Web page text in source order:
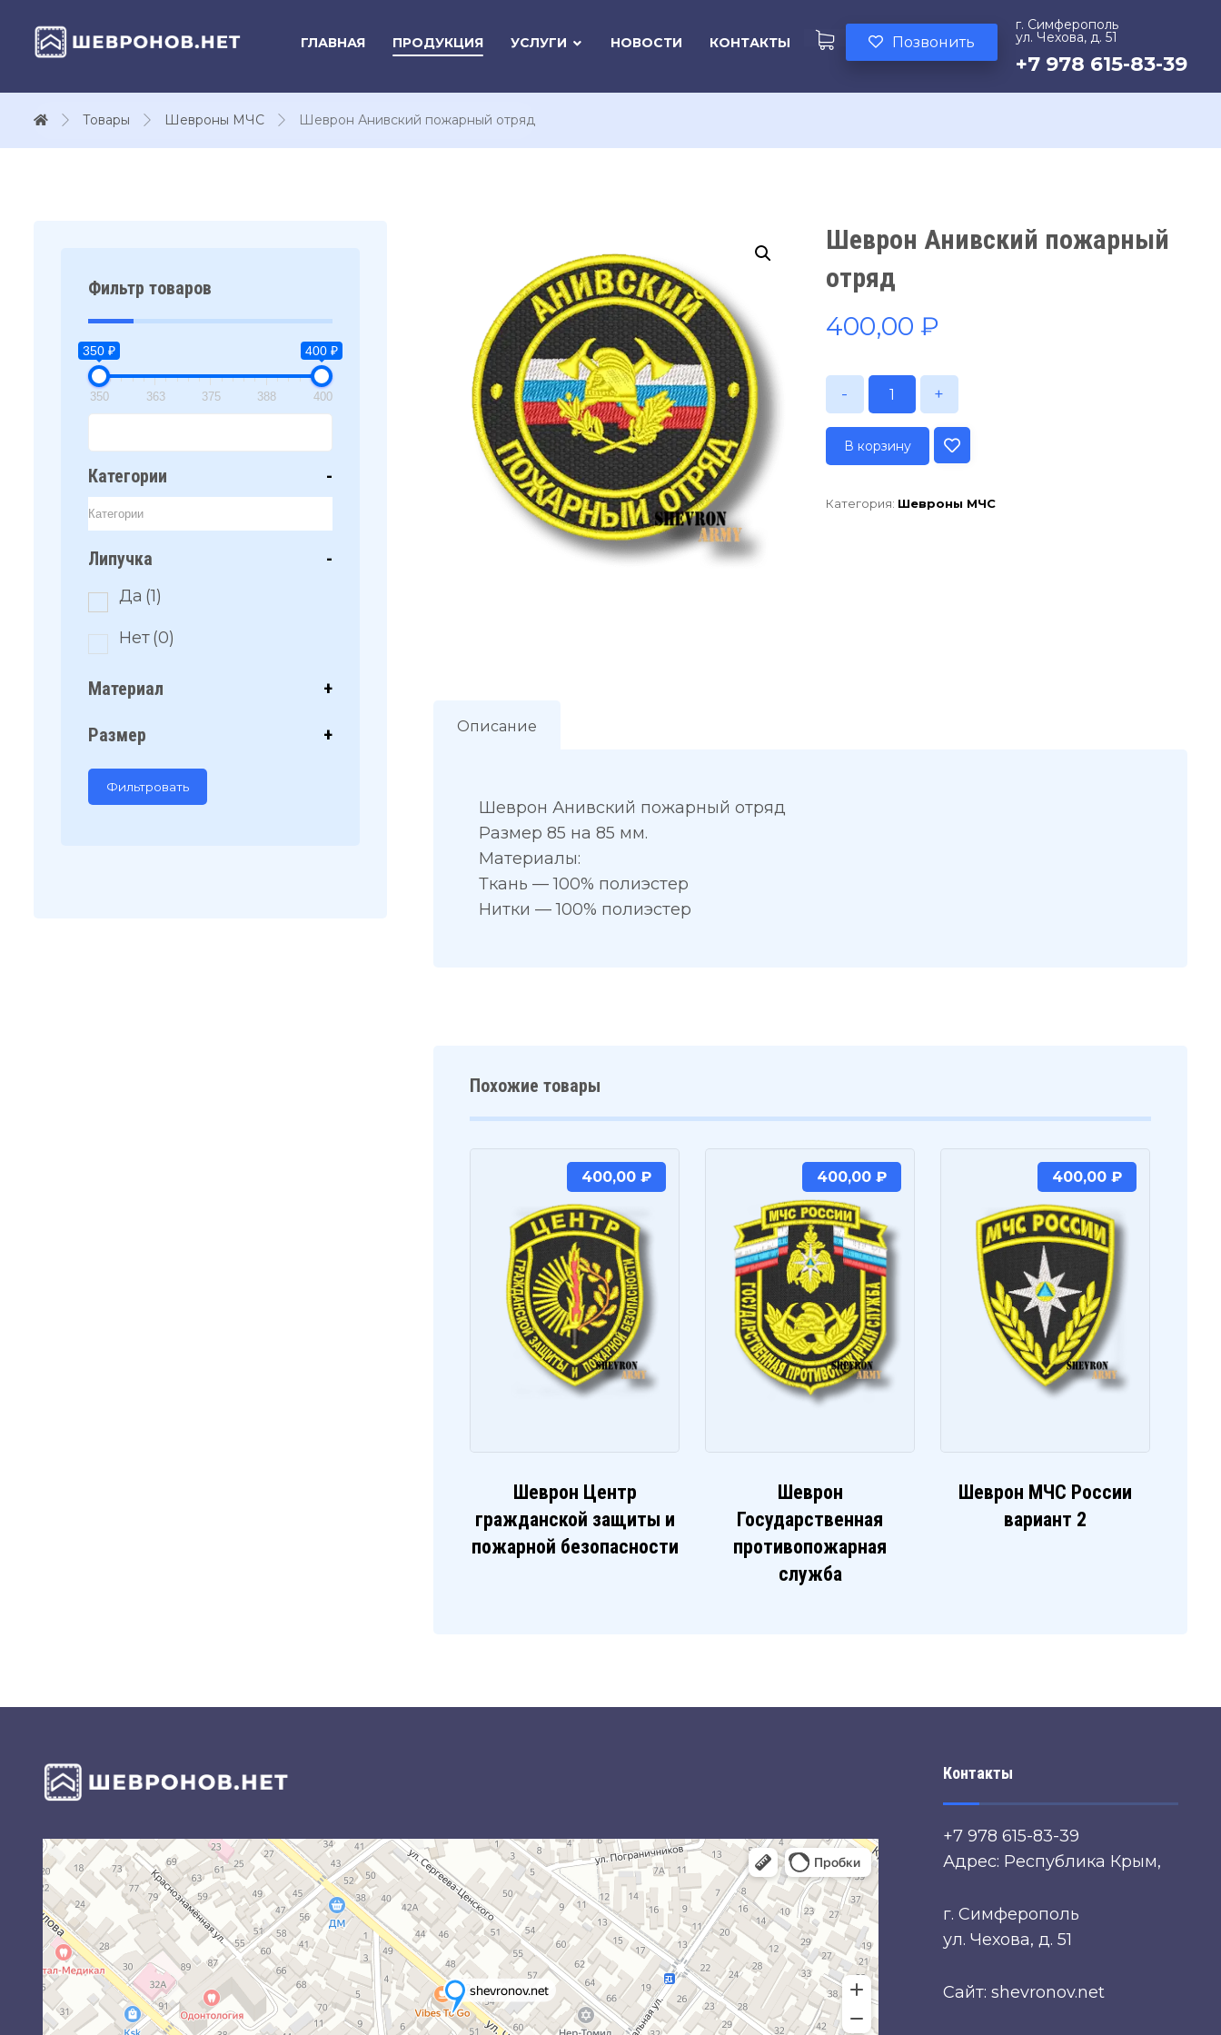
г. Симферополь
ул. Чехова, д. 51
+7 978 615-83-39
Позвонить
ГЛАВНАЯ ПРОДУКЦИЯ УСЛУГИ НОВОСТИ КОНТАКТЫ
Товары Шевроны МЧС Шеврон Анивский пожарный отряд
Шеврон Анивский пожарный
отряд
400,00 ₽
- +
В корзину
Категория: Шевроны МЧС
Описание
Шеврон Анивский пожарный отряд
Размер 85 на 85 мм.
Материалы:
Ткань — 100% полиэстер
Нитки — 100% полиэстер
Похожие товары
Шеврон Центр
гражданской защиты и
пожарной безопасности
400,00 ₽
Шеврон
Государственная
противопожарная
служба
400,00 ₽
Шеврон МЧС России
вариант 2
400,00 ₽
Фильтр товаров
350 ₽ 400 ₽
350 363 375 388 400
Категории -
Липучка -
Да (1)
Нет(0)
Материал +
Размер +
Фильтровать
Контакты
+7 978 615-83-39
Адрес: Республика Крым,
г. Симферополь
ул. Чехова, д. 51
Сайт: shevronov.net